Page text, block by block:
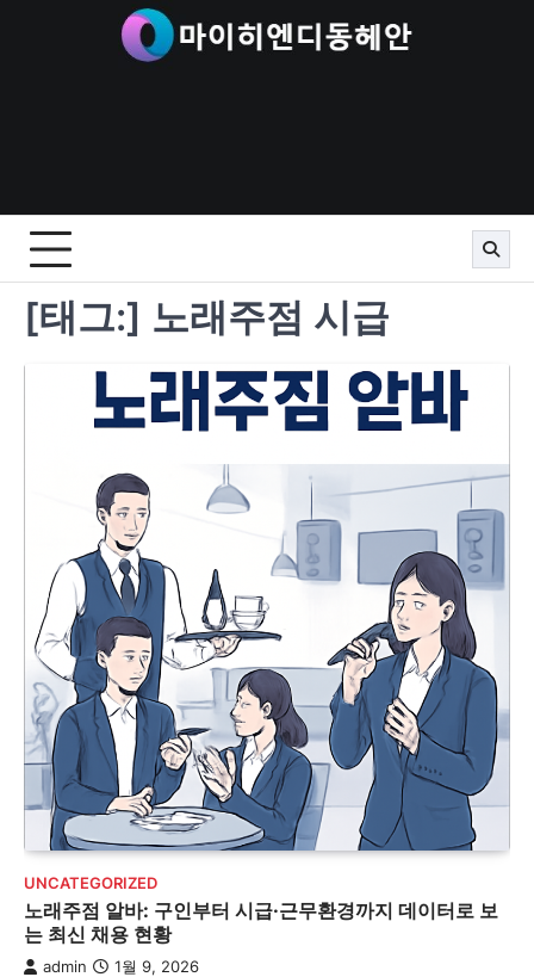
[태그:] 노래주점 시급
UNCATEGORIZED
노래주점 알바: 구인부터 시급·근무환경까지 데이터로 보
는 최신 채용 현황
admin 1월 9, 2026